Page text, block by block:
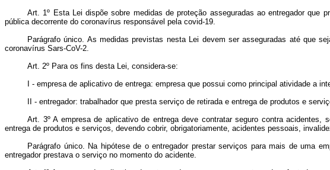
Art. 1º Esta Lei dispõe sobre medidas de proteção asseguradas ao entregador
pública decorrente do coronavírus responsável pela covid-19.
Parágrafo único. As medidas previstas nesta Lei devem ser asseguradas até que
coronavírus Sars-CoV-2.
Art. 2º Para os fins desta Lei, considera-se:
I - empresa de aplicativo de entrega: empresa que possui como principal atividade a
II - entregador: trabalhador que presta serviço de retirada e entrega de produtos e
Art. 3º A empresa de aplicativo de entrega deve contratar seguro contra
entrega de produtos e serviços, devendo cobrir, obrigatoriamente, acidentes pessoais,
Parágrafo único. Na hipótese de o entregador prestar serviços para mais de uma
entregador prestava o serviço no momento do acidente.